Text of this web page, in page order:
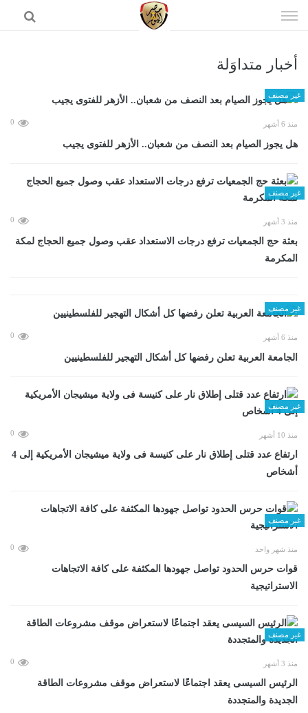
الى
أخبار متداوَلة
غير مصنف
منذ 6 أشهر 0
هل يجوز الصيام بعد النصف من شعبان.. الأزهر للفتوى يجيب
غير مصنف
منذ 3 أشهر 0
بعثة حج الجمعيات ترفع درجات الاستعداد عقب وصول جميع الحجاج لمكة
المكرمة
غير مصنف
منذ 6 أشهر 0
الجامعة العربية تعلن رفضها كل أشكال التهجير للفلسطينيين
غير مصنف
منذ 10 أشهر 0
ارتفاع عدد قتلى إطلاق نار على كنيسة فى ولاية ميشيجان الأمريكية إلى 4
أشخاص
غير مصنف
منذ شهر واحد 0
قوات حرس الحدود تواصل جهودها المكثفة على كافة الاتجاهات
الاستراتيجية
غير مصنف
منذ 3 أشهر 0
الرئيس السيسى يعقد اجتماعًا لاستعراض موقف مشروعات الطاقة
الجديدة والمتجددة